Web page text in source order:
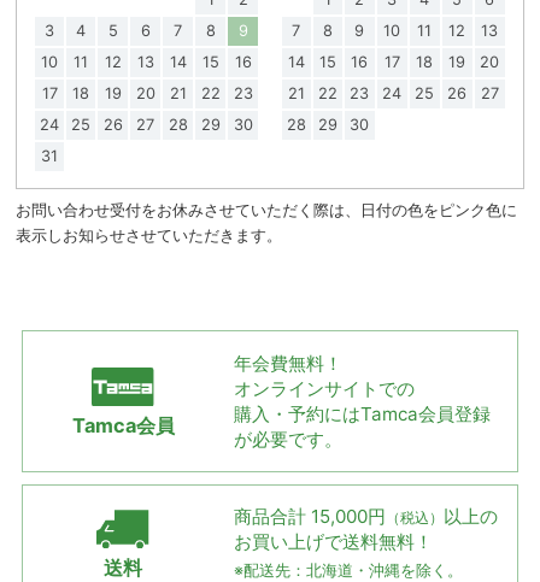
3
4 5 6 7 8
9
10
11 12 13 14 15
16
17
18 19 20 21 22
23
24
25 26 27 28 29
30
31
7
8 9 10 11 12
13
14
15 16 17 18 19
20
21
22 23 24 25 26
27
28
29 30
お問い合わせ受付をお休みさせていただく際は、日付の色をピンク色に
表示しお知らせさせていただきます。
Tamca会員
年会費無料！
オンラインサイトでの
購入・予約にはTamca会員登録
が必要です。
送料
商品合計 15,000円 （税込） 以上の
お買い上げで送料無料！
※配送先：北海道・沖縄を除く。